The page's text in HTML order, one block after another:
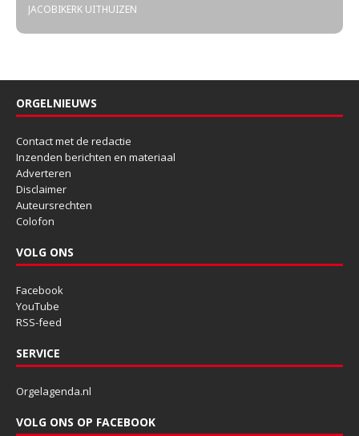
JACOBIKERK UITHUIZEN
ORGELNIEUWS
Contact met de redactie
Inzenden berichten en materiaal
Adverteren
Disclaimer
Auteursrechten
Colofon
VOLG ONS
Facebook
YouTube
RSS-feed
SERVICE
Orgelagenda.nl
VOLG ONS OP FACEBOOK